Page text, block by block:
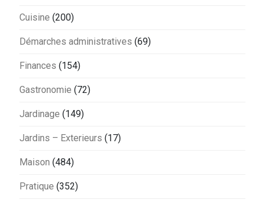
Cuisine (200)
Démarches administratives (69)
Finances (154)
Gastronomie (72)
Jardinage (149)
Jardins – Exterieurs (17)
Maison (484)
Pratique (352)